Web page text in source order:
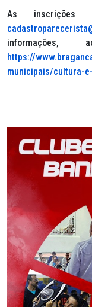
As inscrições
https://
municipais/cultura-